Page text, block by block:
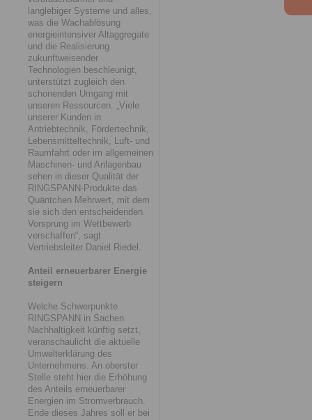
langlebiger Systeme und alles,
was die Wachablösung
energieintensiver Altaggregate
und die Realisierung
zukunftweisender
Technologien beschleunigt,
unterstützt zugleich den
schonenden Umgang mit
unseren Ressourcen. „Viele
unserer Kunden in
Antriebtechnik, Fördertechnik,
Lebensmitteltechnik, Luft- und
Raumfahrt oder im allgemeinen
Maschinen- und Anlagenbau
sehen in dieser Qualität der
RINGSPANN-Produkte das
Quäntchen Mehrwert, mit dem
sie sich den entscheidenden
Vorsprung im Wettbewerb
verschaffen“, sagt
Vertriebsleiter Daniel Riedel.
Anteil erneuerbarer Energie
steigern
Welche Schwerpunkte
RINGSPANN in Sachen
Nachhaltigkeit künftig setzt,
veranschaulicht die aktuelle
Umwelterklärung des
Unternehmens. An oberster
Stelle steht hier die Erhöhung
des Anteils erneuerbarer
Energien im Stromverbrauch.
Ende dieses Jahres soll er bei